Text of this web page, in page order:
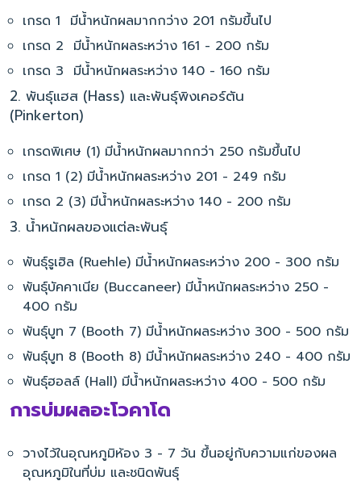
เกรด 1 มีน้ำหนักผลมากกว่าง 201 กรัมขึ้นไป
เกรด 2 มีน้ำหนักผลระหว่าง 161 - 200 กรัม
เกรด 3 มีน้ำหนักผลระหว่าง 140 - 160 กรัม
2. พันธุ์แฮส (Hass) และพันธุ์พิงเคอร์ตัน
(Pinkerton)
เกรดพิเศษ (1) มีน้ำหนักผลมากกว่า 250 กรัมขึ้นไป
เกรด 1 (2) มีน้ำหนักผลระหว่าง 201 - 249 กรัม
เกรด 2 (3) มีน้ำหนักผลระหว่าง 140 - 200 กรัม
3. น้ำหนักผลของแต่ละพันธุ์
พันธุ์รูเฮิล (Ruehle) มีน้ำหนักผลระหว่าง 200 - 300 กรัม
พันธุ์บัคคาเนีย (Buccaneer) มีน้ำหนักผลระหว่าง 250 -
400 กรัม
พันธุ์บูท 7 (Booth 7) มีน้ำหนักผลระหว่าง 300 - 500 กรัม
พันธุ์บูท 8 (Booth 8) มีน้ำหนักผลระหว่าง 240 - 400 กรัม
พันธุ์ฮอลล์ (Hall) มีน้ำหนักผลระหว่าง 400 - 500 กรัม
การบ่มผลอะโวคาโด
วางไว้ในอุณหภูมิห้อง 3 - 7 วัน ขึ้นอยู่กับความแก่ของผล
อุณหภูมิในที่บ่ม และชนิดพันธุ์